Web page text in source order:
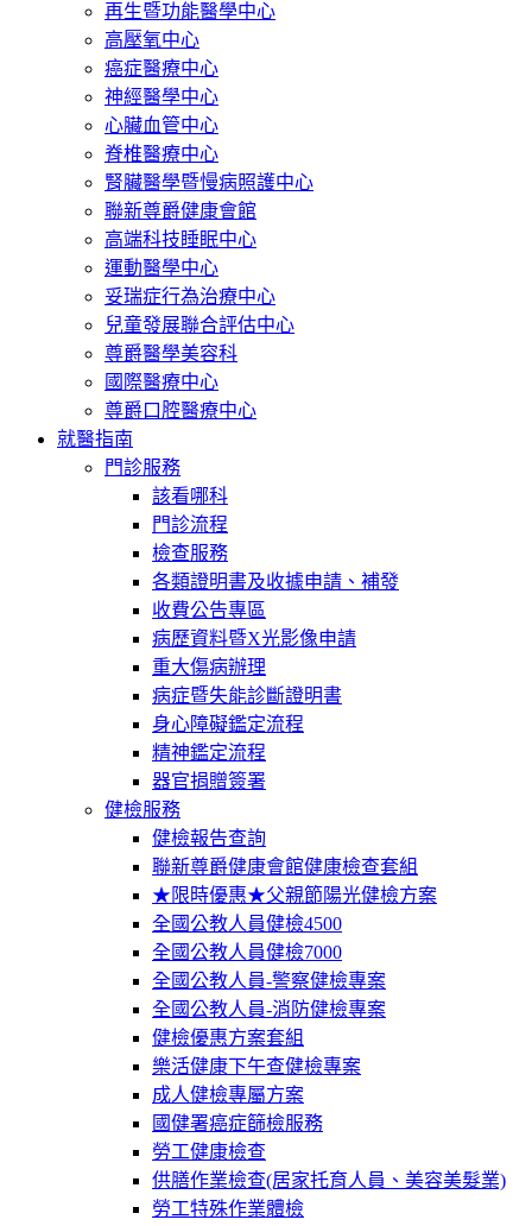
再生暨功能醫學中心
高壓氧中心
癌症醫療中心
神經醫學中心
心臟血管中心
脊椎醫療中心
腎臟醫學暨慢病照護中心
聯新尊爵健康會館
高端科技睡眠中心
運動醫學中心
妥瑞症行為治療中心
兒童發展聯合評估中心
尊爵醫學美容科
國際醫療中心
尊爵口腔醫療中心
就醫指南
門診服務
該看哪科
門診流程
檢查服務
各類證明書及收據申請、補發
收費公告專區
病歷資料暨X光影像申請
重大傷病辦理
病症暨失能診斷證明書
身心障礙鑑定流程
精神鑑定流程
器官捐贈簽署
健檢服務
健檢報告查詢
聯新尊爵健康會館健康檢查套組
★限時優惠★父親節陽光健檢方案
全國公教人員健檢4500
全國公教人員健檢7000
全國公教人員-警察健檢專案
全國公教人員-消防健檢專案
健檢優惠方案套組
樂活健康下午查健檢專案
成人健檢專屬方案
國健署癌症篩檢服務
勞工健康檢查
供膳作業檢查(居家托育人員、美容美髮業)
勞工特殊作業體檢